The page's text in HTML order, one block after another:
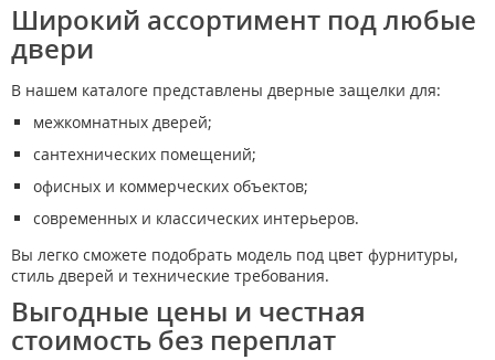
Широкий ассортимент под любые
двери
В нашем каталоге представлены дверные защелки для:
межкомнатных дверей;
сантехнических помещений;
офисных и коммерческих объектов;
современных и классических интерьеров.
Вы легко сможете подобрать модель под цвет фурнитуры,
стиль дверей и технические требования.
Выгодные цены и честная
стоимость без переплат